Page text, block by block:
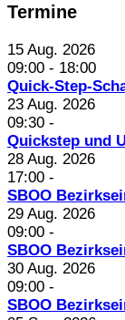
Termine
15 Aug. 2026
09:00 - 18:00
Quick-Step-
23 Aug. 2026
09:30 -
Quickstep und
28 Aug. 2026
17:00 -
SBOO
29 Aug. 2026
09:00 -
SBOO
30 Aug. 2026
09:00 -
SBOO